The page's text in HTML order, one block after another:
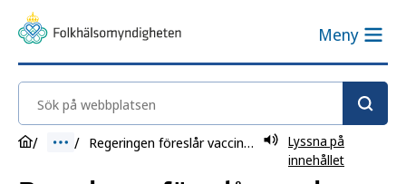
Meny
Sök på webbplatsen
Regeringen föreslår vaccin mot vattkoppor till alla barn
Lyssna på
innehållet